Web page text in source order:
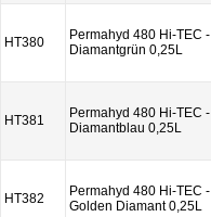
HT380
Permahyd 480 Hi-TEC -
Diamantgrün 0,25L
HT381
Permahyd 480 Hi-TEC -
Diamantblau 0,25L
HT382
Permahyd 480 Hi-TEC -
Golden Diamant 0,25L